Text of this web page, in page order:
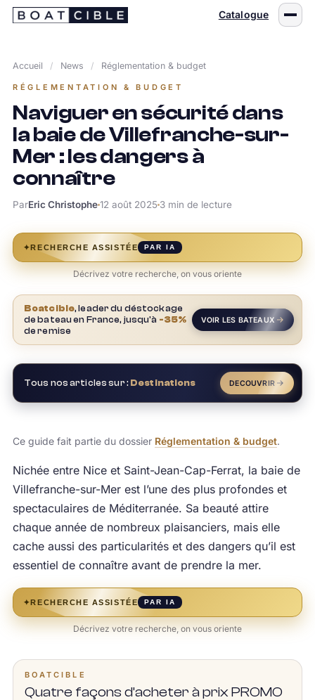
Passer
Catalogue
Accueil / News / Réglementation & budget
RÉGLEMENTATION & BUDGET
Naviguer en sécurité dans
la baie de Villefranche-sur-
Mer : les dangers à
connaître
ParEric Christophe12 août 2025 3 min de lecture
✦RECHERCHE ASSISTÉE PAR IA
Décrivez votre recherche, on vous oriente
Boatcible, leader du déstockage
de bateau en France, jusqu'à -35%
de remise
VOIR LES BATEAUX
Tous nos articles sur : Destinations DECOUVRIR
Ce guide fait partie du dossier Réglementation & budget.
Nichée entre Nice et Saint-Jean-Cap-Ferrat, la baie de
Villefranche-sur-Mer est l’une des plus profondes et
spectaculaires de Méditerranée. Sa beauté attire
chaque année de nombreux plaisanciers, mais elle
cache aussi des particularités et des dangers qu’il est
essentiel de connaître avant de prendre la mer.
✦RECHERCHE ASSISTÉE PAR IA
Décrivez votre recherche, on vous oriente
BOATCIBLE
Quatre façons d’acheter à prix PROMO